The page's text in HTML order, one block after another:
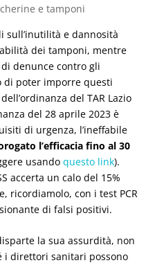
e tamponi
sull’inutilità e dannosità
dei tamponi, mentre
denunce contro gli
di poter imporre questi
del TAR Lazio
del 28 aprile 2023 è
di urgenza, l’ineffabile
l’efficacia fino al 30
usandoquesto link).
accerta un calo del 15%
ricordiamolo, con i test PCR
di falsi positivi.
la sua assurdità, non
i direttori sanitari possono